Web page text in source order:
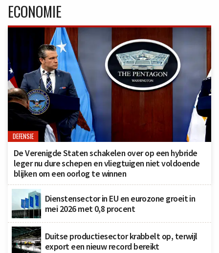
ECONOMIE
DEFENSIE
De Verenigde Staten schakelen over op een hybride
leger nu dure schepen en vliegtuigen niet voldoende
blijken om een oorlog te winnen
Dienstensector in EU en eurozone groeit in
mei 2026 met 0,8 procent
Duitse productiesector krabbelt op, terwijl
export een nieuw record bereikt